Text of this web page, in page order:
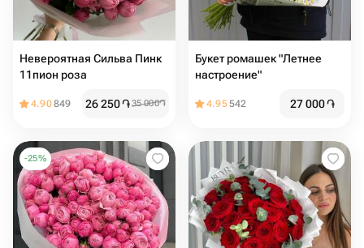
Невероятная Сильва Пинк
11пион роза
4.90849 26 250֏35 000֏
Букет ромашек "Летнее
настроение"
4.95542 27 000֏
-25%